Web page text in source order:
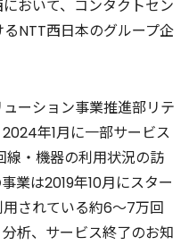
おいて、コンタクトセン
NTT西日本のグループ企
ーション事業推進部リテ
年1月に一部サービス
線・機器の利用状況の訪
業は2019年10月にスター
されている約6～7万回
析、サービス終了のお知